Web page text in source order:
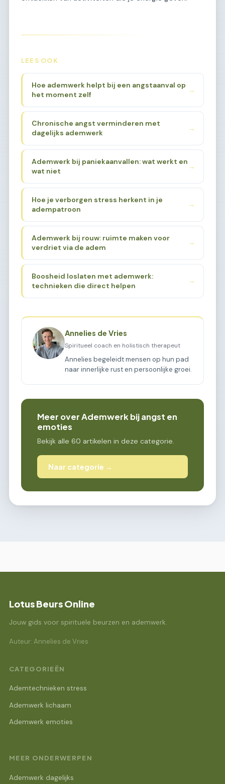
LEES OOK
Hoe ademwerk helpt bij een angstaanval op
het moment zelf
→
Chronische angst verminderen met
dagelijks ademwerk
→
Ademwerk bij paniekaanvallen: wat werkt en
wat niet
→
Hoe je verborgen stress herkent in je
adempatroon
→
Ademwerk bij rouw: ruimte maken voor
verdriet via de adem
→
Boosheid loslaten met ademwerk:
technieken die direct helpen
→
Annelies de Vries
Spiritueel coach en holistisch therapeut
Annelies begeleidt mensen op hun pad
naar innerlijke rust en persoonlijke groei.
Meer over Ademwerk bij angst en
emoties
Bekijk alle 60 artikelen in deze categorie.
Naar categorie →
Lotus Beurs Online
Jouw gids voor spirituele beurzen en ademwerk.
Auteur: Annelies de Vries
CATEGORIEËN
Ademtechnieken stress
Ademwerk lichaam
Ademwerk emoties
MEER ONDERWERPEN
Ademwerk dagelijks